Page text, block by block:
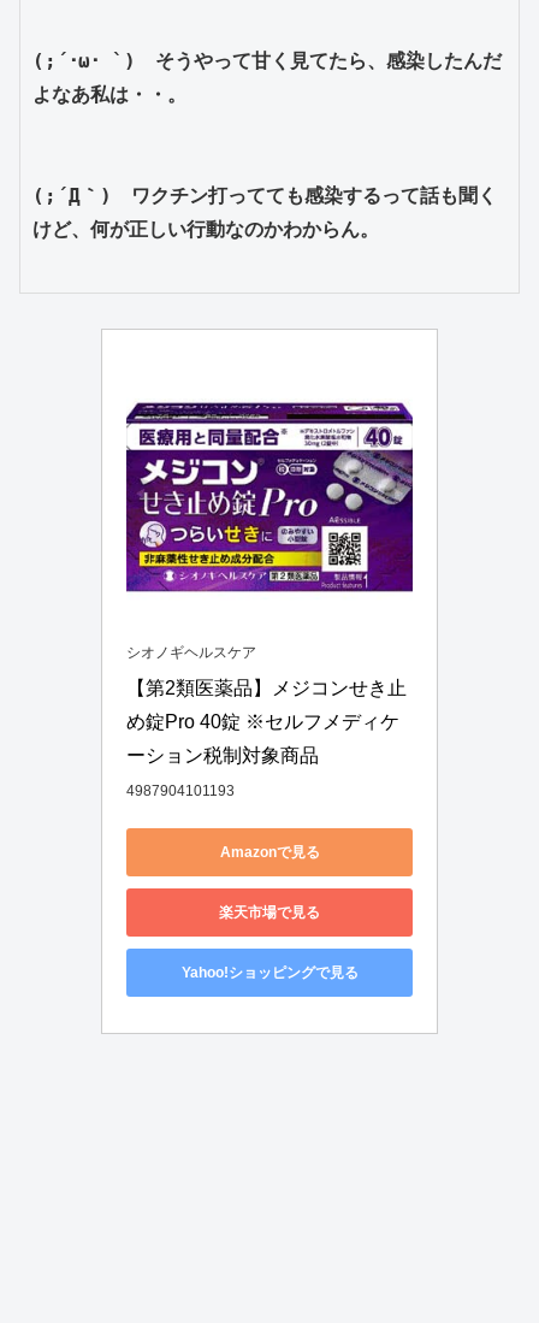
(;´･ω･ `)　そうやって甘く見てたら、感染したんだ
よなあ私は・・。
(;´Д｀)　ワクチン打ってても感染するって話も聞く
けど、何が正しい行動なのかわからん。
シオノギヘルスケア
【第2類医薬品】メジコンせき止
め錠Pro 40錠 ※セルフメディケ
ーション税制対象商品
4987904101193
Amazonで見る
楽天市場で見る
Yahoo!ショッピングで見る